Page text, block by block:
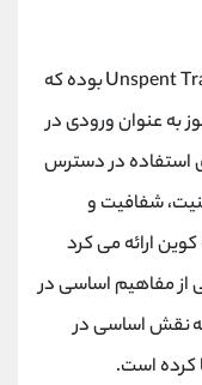
Unspentبوده که
به عنوان ورودی در
استفاده در دسترس
شفافیت و
ارائه می کرد
از مفاهیم اساسی در
نقش اساسی در
کرده است.